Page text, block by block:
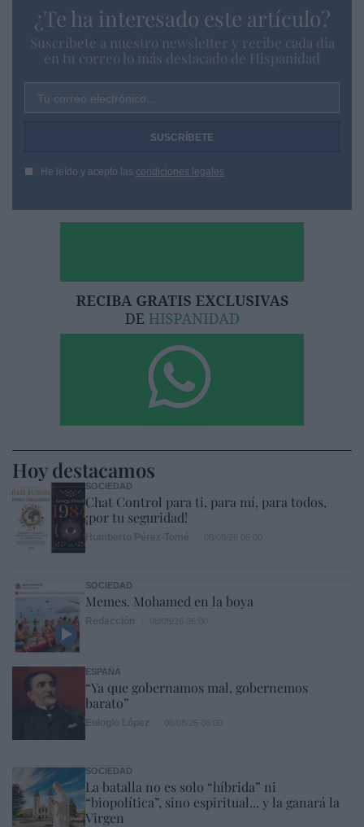
¿Te ha interesado este artículo?
Suscríbete a nuestro newsletter y recibe cada dia
en tu correo lo más destacado de Hispanidad
Tu correo electrónico...
He leído y acepto las condiciones legales
Hoy destacamos
SOCIEDAD
Chat Control para ti, para mí, para todos,
¡por tu seguridad!
SOCIEDAD
Memes. Mohamed en la boya
ESPAÑA
“Ya que gobernamos mal, gobernemos
barato”
SOCIEDAD
La batalla no es solo “híbrida” ni
“biopolítica”, sino espiritual... y la ganará la
Virgen